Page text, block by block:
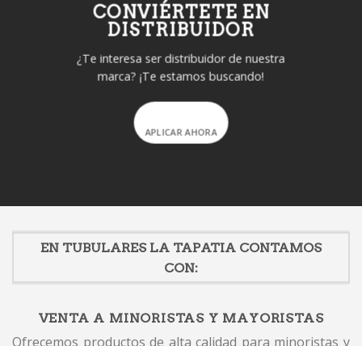
CONVIÉRTETE EN
DISTRIBUIDOR
¿Te interesa ser distribuidor de nuestra
marca? ¡Te estamos buscando!
APLICAR AHORA
EN TUBULARES LA TAPATIA CONTAMOS
CON:
VENTA A MINORISTAS Y MAYORISTAS
Ofrecemos productos de alta calidad para minoristas y